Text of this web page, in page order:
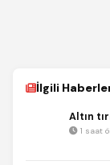
İlgili
Altın
1 saat